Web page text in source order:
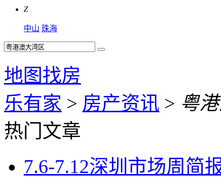
Z
中山 珠海
地图找房
乐有家 > 房产资讯 > 粤
热门文章
7.6-7.12深圳市场周简